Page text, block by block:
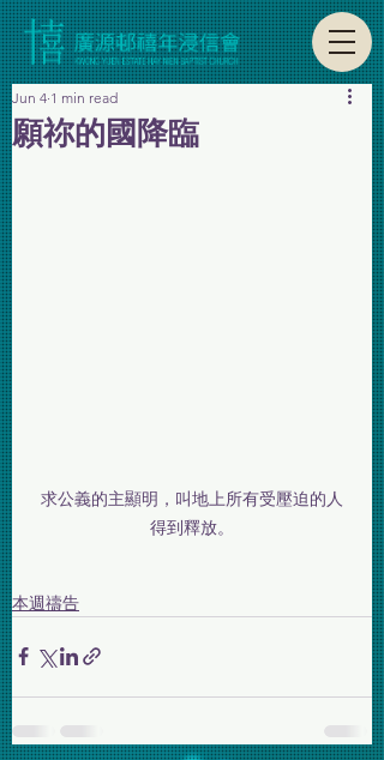
願祢的國降臨
Jun 4 1 min read
求公義的主顯明，叫地上所有受壓迫的人
得到釋放。
本週禱告